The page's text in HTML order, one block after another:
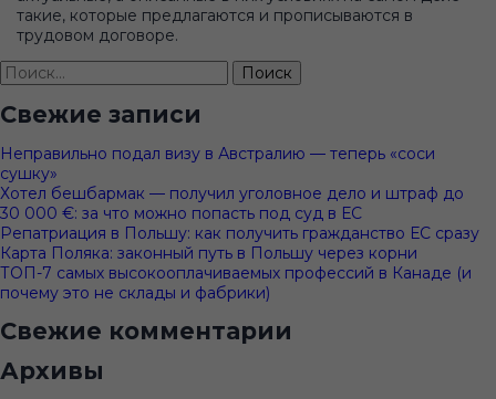
такие, которые предлагаются и прописываются в
трудовом договоре.
Найти:
Свежие записи
Неправильно подал визу в Австралию — теперь «соси
сушку»
Хотел бешбармак — получил уголовное дело и штраф до
30 000 €: за что можно попасть под суд в ЕС
Репатриация в Польшу: как получить гражданство ЕС сразу
Карта Поляка: законный путь в Польшу через корни
ТОП-7 самых высокооплачиваемых профессий в Канаде (и
почему это не склады и фабрики)
Свежие комментарии
Архивы